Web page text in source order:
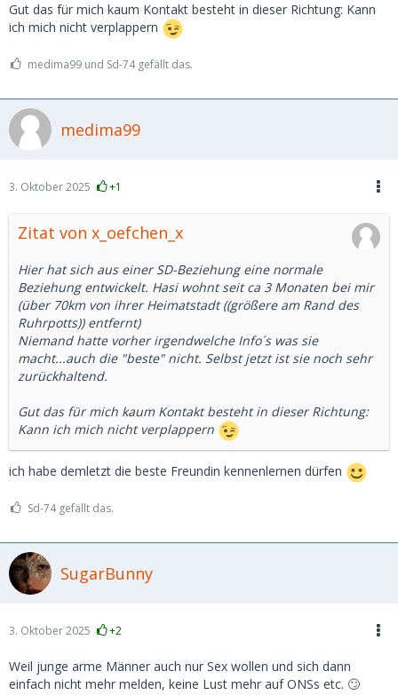
Gut das für mich kaum Kontakt besteht in dieser Richtung: Kann
ich mich nicht verplappern
medima99 und Sd-74 gefällt das.
medima99
3. Oktober 2025 +1
Zitat von x_oefchen_x
Hier hat sich aus einer SD-Beziehung eine normale
Beziehung entwickelt. Hasi wohnt seit ca 3 Monaten bei mir
(über 70km von ihrer Heimatstadt ((größere am Rand des
Ruhrpotts)) entfernt)
Niemand hatte vorher irgendwelche Info´s was sie
macht...auch die "beste" nicht. Selbst jetzt ist sie noch sehr
zurückhaltend.
Gut das für mich kaum Kontakt besteht in dieser Richtung:
Kann ich mich nicht verplappern
ich habe demletzt die beste Freundin kennenlernen dürfen
Sd-74 gefällt das.
SugarBunny
3. Oktober 2025 +2
Weil junge arme Männer auch nur Sex wollen und sich dann
einfach nicht mehr melden, keine Lust mehr auf ONSs etc. 🙄